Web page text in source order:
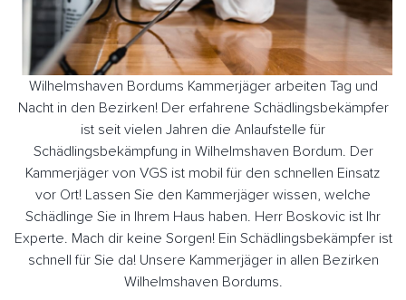
Wilhelmshaven Bordums Kammerjäger arbeiten Tag und
Nacht in den Bezirken! Der erfahrene Schädlingsbekämpfer
ist seit vielen Jahren die Anlaufstelle für
Schädlingsbekämpfung in Wilhelmshaven Bordum. Der
Kammerjäger von VGS ist mobil für den schnellen Einsatz
vor Ort! Lassen Sie den Kammerjäger wissen, welche
Schädlinge Sie in Ihrem Haus haben. Herr Boskovic ist Ihr
Experte. Mach dir keine Sorgen! Ein Schädlingsbekämpfer ist
schnell für Sie da! Unsere Kammerjäger in allen Bezirken
Wilhelmshaven Bordums.